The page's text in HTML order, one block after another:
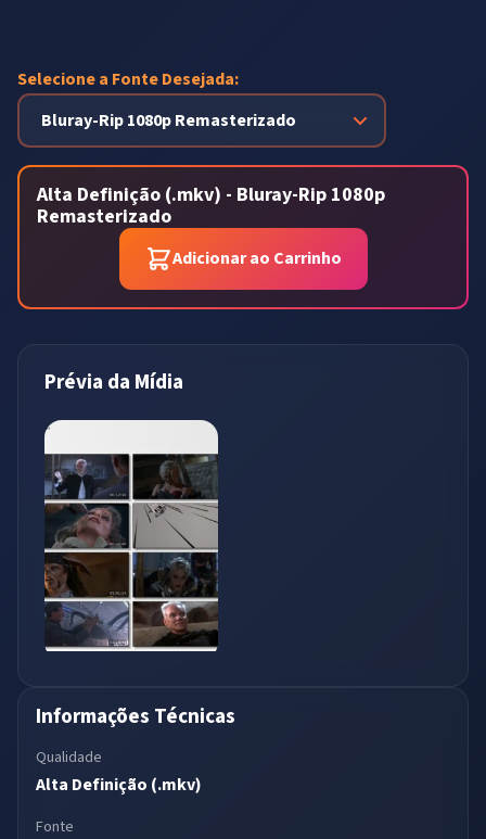
Selecione a Fonte Desejada:
Alta Definição (.mkv) - Bluray-Rip 1080p
Remasterizado
Adicionar ao Carrinho
Prévia da Mídia
Informações Técnicas
Qualidade
Alta Definição (.mkv)
Fonte